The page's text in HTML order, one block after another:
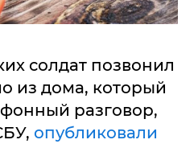
солдат позвонил
из дома, который
разговор,
опубликовали